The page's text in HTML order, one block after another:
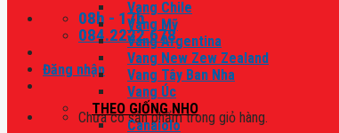
08h - 17h
084.2222.678
Đăng nhập
Chưa có sản phẩm trong giỏ hàng.
Vang Chile
Vang Mỹ
Vang Argentina
Vang New Zew Zealand
Vang Tây Ban Nha
Vang Úc
THEO GIỐNG NHO
Canaiolo